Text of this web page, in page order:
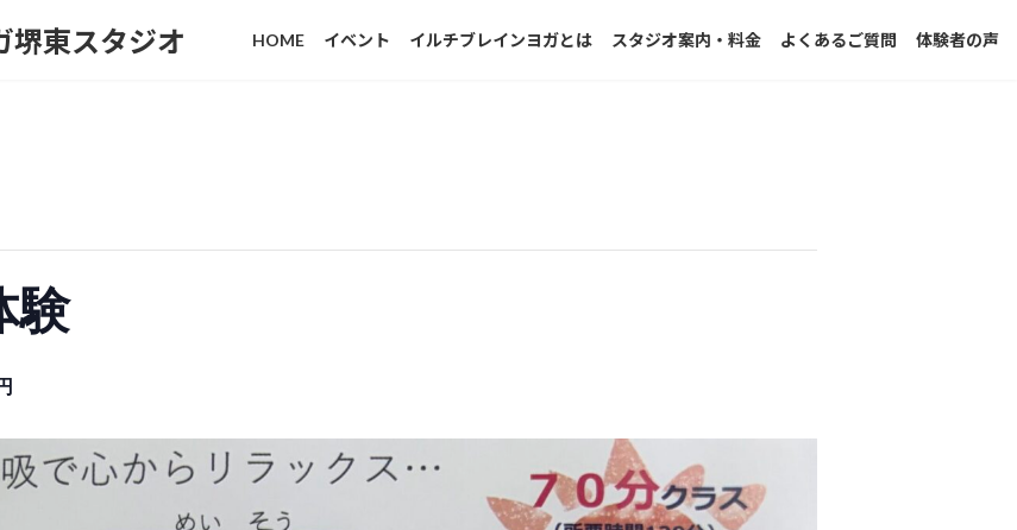
堺東スタジオ HOME イベント イルチブレインヨガとは スタジオ案内・料金 よくあるご質問 体験者の声
験